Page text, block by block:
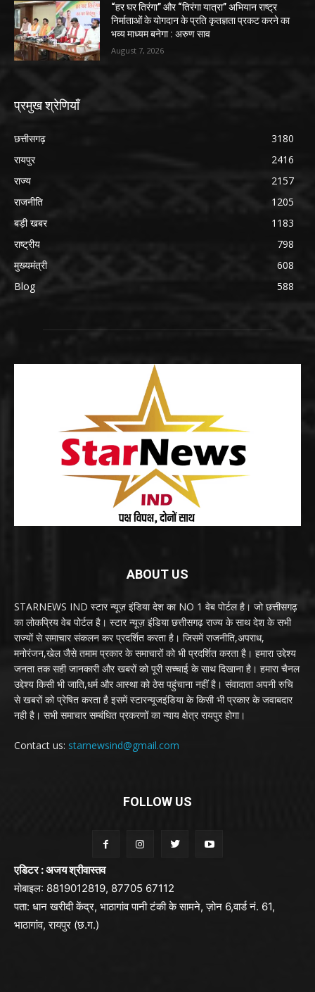
“हर घर तिरंगा” और “तिरंगा यात्रा” अभियान राष्ट्र
निर्माताओं के योगदान के प्रति कृतज्ञता प्रकट करने का
भव्य माध्यम बनेगा : अरुण साव
August 7, 2026
प्रमुख श्रेणियाँ
छत्तीसगढ़
3180
रायपुर
2416
राज्य
2157
राजनीति
1205
बड़ी खबर
1183
राष्ट्रीय
798
मुख्यमंत्री
608
Blog
588
ABOUT US
STARNEWS IND स्टार न्यूज़ इंडिया देश का NO 1 वेब पोर्टल है। जो छत्तीसगढ़
का लोकप्रिय वेब पोर्टल है। स्टार न्यूज़ इंडिया छत्तीसगढ़ राज्य के साथ देश के सभी
राज्यों से समाचार संकलन कर प्रदर्शित करता है। जिसमें राजनीति,अपराध,
मनोरंजन,खेल जैसे तमाम प्रकार के समाचारों को भी प्रदर्शित करता है। हमारा उद्देश्य
जनता तक सही जानकारी और खबरों को पूरी सच्चाई के साथ दिखाना है। हमारा चैनल
उद्देश्य किसी भी जाति,धर्म और आस्था को ठेस पहुंचाना नहीं है। संवादाता अपनी रुचि
से खबरों को प्रेषित करता है इसमें स्टारन्यूजइंडिया के किसी भी प्रकार के जवाबदार
नही है। सभी समाचार सम्बंधित प्रकरणों का न्याय क्षेत्र रायपुर होगा।
Contact us: starnewsind@gmail.com
FOLLOW US
एडिटर : अजय श्रीवास्तव
मोबाइल: 8819012819, 87705 67112
पता: धान खरीदी केंद्र, भाठागांव पानी टंकी के सामने, ज़ोन 6,वार्ड नं. 61,
भाठागांव, रायपुर (छ.ग.)